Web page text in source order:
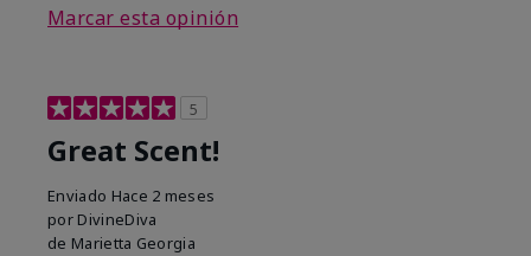
Marcar esta opinión
5
Great Scent!
Enviado Hace 2 meses
por DivineDiva
de Marietta Georgia